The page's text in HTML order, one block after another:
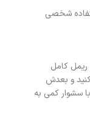
شخصی
کامل
و‌ بعدش
سشوار کمی به